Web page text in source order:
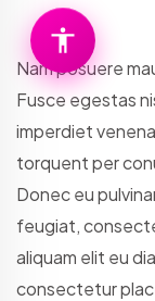
Nam posuere
Fusce egestas
imperdiet
torquent per
Donec eu
feugiat,
aliquam elit eu
consectetur